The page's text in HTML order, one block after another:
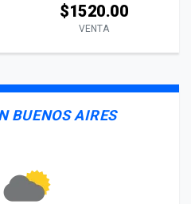
$1520.00
VENTA
BUENOS AIRES